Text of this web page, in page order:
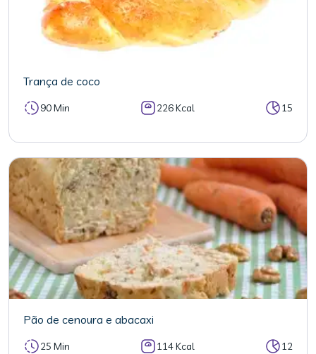
Trança de coco
90 Min 226 Kcal 15
Pão de cenoura e abacaxi
25 Min 114 Kcal 12